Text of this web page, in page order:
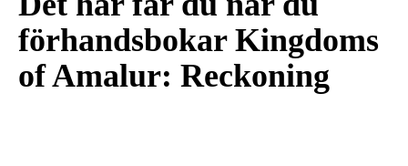
förhandsbokar Kingdoms
of Amalur: Reckoning